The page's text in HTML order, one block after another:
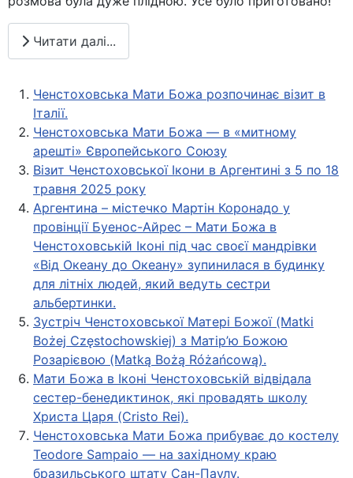
Читати далі...
Ченстоховська Мати Божа розпочинає візит в
Італії.
Ченстоховська Мати Божа — в «митному
арешті» Європейського Союзу
Візит Ченстоховської Ікони в Аргентині з 5 по 18
травня 2025 року
Аргентина – містечко Мартін Коронадо у
провінції Буенос-Айрес – Мати Божа в
Ченстоховській Іконі під час своєї мандрівки
«Від Океану до Океану» зупинилася в будинку
для літніх людей, який ведуть сестри
альбертинки.
Зустріч Ченстоховської Матері Божої (Matki
Bożej Częstochowskiej) з Матір’ю Божою
Розарієвою (Matką Bożą Różańcową).
Мати Божа в Іконі Ченстоховській відвідала
сестер-бенедиктинок, які провадять школу
Христа Царя (Cristo Rei).
Ченстоховська Мати Божа прибуває до костелу
Teodore Sampaio — на західному краю
бразильського штату Сан-Паулу.